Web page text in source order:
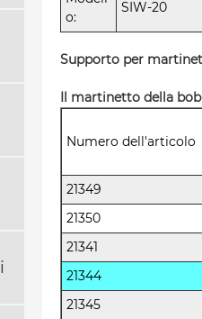
o:
SIW-20
Supporto per
Il martinetto della
Numero dell'articolo
21349
21350
21341
21344
21345